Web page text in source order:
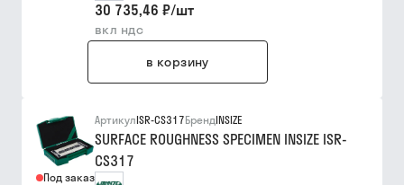
30 735,46 ₽/шт
вкл ндс
в корзину
Под заказ
АртикулISR-CS317БрендINSIZE
SURFACE ROUGHNESS SPECIMEN INSIZE ISR-
CS317